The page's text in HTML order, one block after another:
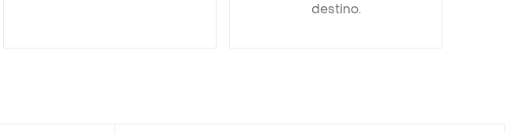
destino.